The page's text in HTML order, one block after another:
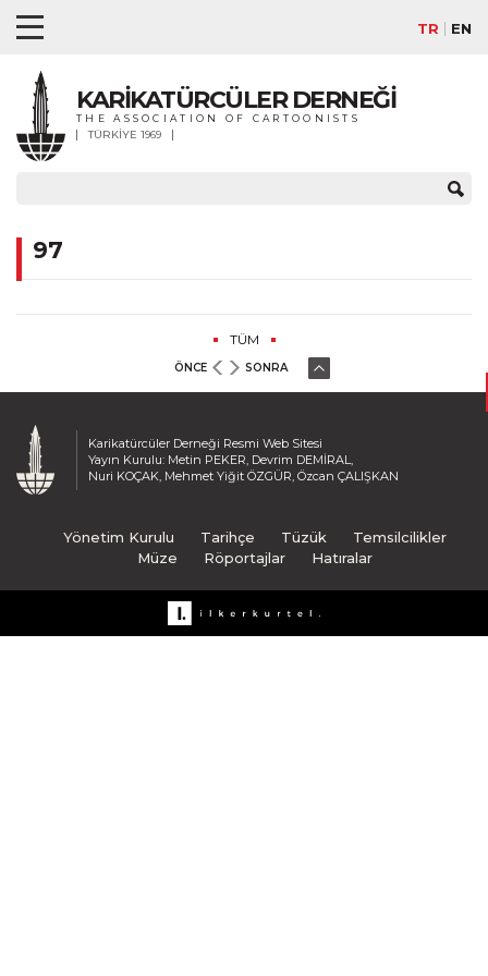
TR EN
KARİKATÜRCÜLER DERNEĞİ
THE ASSOCIATION OF CARTOONISTS
TÜRKİYE 1969
97
TÜM
ÖNCE SONRA
Karikatürcüler Derneği Resmi Web Sitesi
Yayın Kurulu: Metin PEKER, Devrim DEMİRAL,
Nuri KOÇAK, Mehmet Yiğit ÖZGÜR, Özcan ÇALIŞKAN
Yönetim Kurulu Tarihçe Tüzük
Temsilcilikler
Müze
Röportajlar Hatıralar